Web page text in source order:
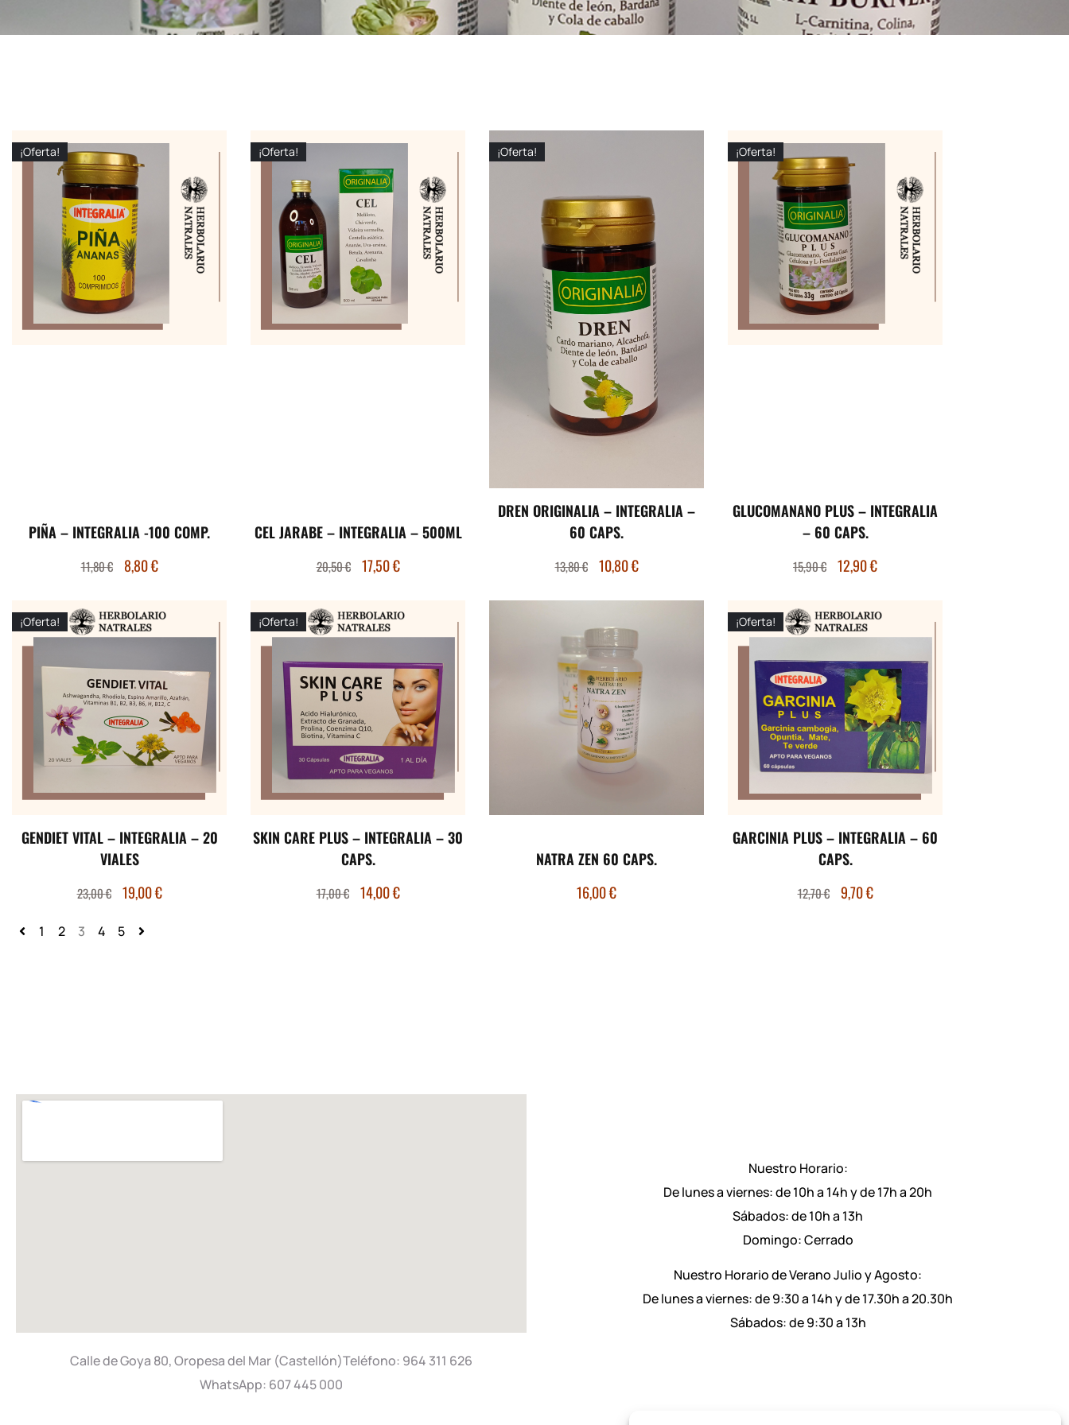
¡Oferta!
PIÑA – INTEGRALIA -100 COMP.
11,80€ 8,80€
¡Oferta!
CEL JARABE – INTEGRALIA – 500ML
20,50€ 17,50€
¡Oferta!
DREN ORIGINALIA – INTEGRALIA –
60 CAPS.
13,80€ 10,80€
¡Oferta!
GLUCOMANANO PLUS – INTEGRALIA
– 60 CAPS.
15,90€ 12,90€
¡Oferta!
GENDIET VITAL – INTEGRALIA – 20
VIALES
23,00€ 19,00€
¡Oferta!
SKIN CARE PLUS – INTEGRALIA – 30
CAPS.
17,00€ 14,00€
NATRA ZEN 60 CAPS.
16,00€
¡Oferta!
GARCINIA PLUS – INTEGRALIA – 60
CAPS.
12,70€ 9,70€
1 2 3 4 5
Calle de Goya 80, Oropesa del Mar (Castellón)Teléfono: 964 311 626
WhatsApp: 607 445 000
Nuestro Horario:
De lunes a viernes: de 10h a 14h y de 17h a 20h
Sábados: de 10h a 13h
Domingo: Cerrado
Nuestro Horario de Verano Julio y Agosto:
De lunes a viernes: de 9:30 a 14h y de 17.30h a 20.30h
Sábados: de 9:30 a 13h